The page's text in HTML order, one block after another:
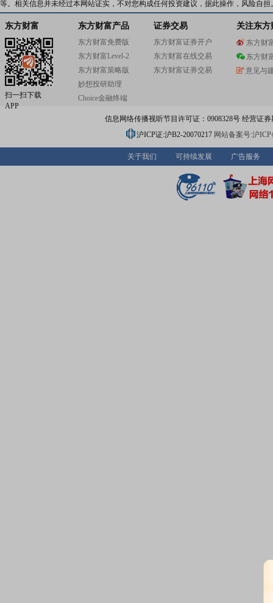
等。相关信息并未经过本网站证实，不对您构成任何投资建议，据此操作，风险自担